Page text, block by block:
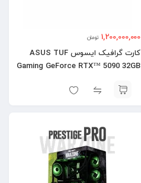
1,200,000,000 تومان
کارت گرافیک ایسوس ASUS TUF
Gaming GeForce RTX™ 5090 32GB